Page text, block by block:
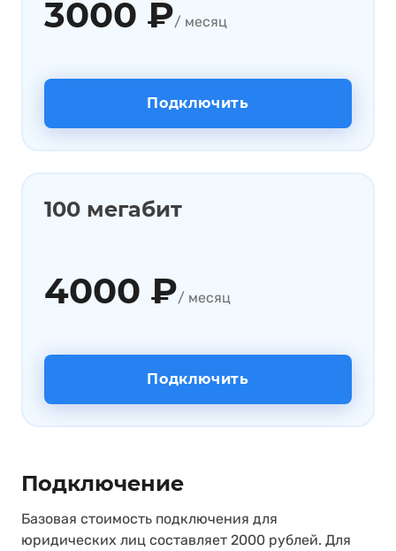
3000 ₽/ месяц
Подключить
100 мегабит
4000 ₽/ месяц
Подключить
Подключение
Базовая стоимость подключения для
юридических лиц составляет 2000 рублей. Для